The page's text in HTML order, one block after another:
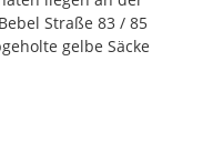
Straße 83 / 85
gelbe Säcke